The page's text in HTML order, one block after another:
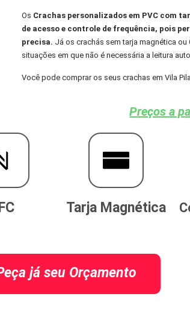
Os Crachas personalizadosem PVC com
de acesso e controle de frequência, pois
precisa. Já os crachás sem tarja magnética ou
situações em que não é necessária a leitura
Você pode comprar os seus crachas em Vila
Preços a
Tarja Magnética
já seu Orçamento